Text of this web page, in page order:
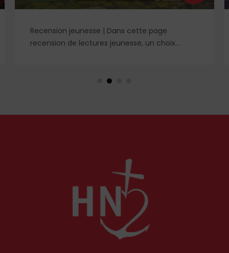
Recension jeunesse | Dans cette page
recension de lectures jeunesse, un choix